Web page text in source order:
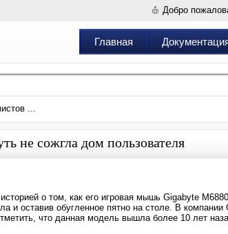
Добро
Главная
...
не сожгла дом пользователя
о том, как его игровая мышь Gigabyte
и оставив обугленное пятно на столе. В компании
что данная модель вышла более 10 лет